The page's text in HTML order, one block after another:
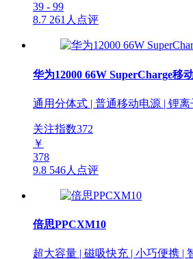
39 - 99
8.7 261人点评
华为12000 66W SuperCharge移
通用分体式 | 普通移动电源 | 锂
关注指数372
￥
378
9.8 546人点评
倍思PPCXM10
超大容量 | 磁吸快充 | 小巧便携 |